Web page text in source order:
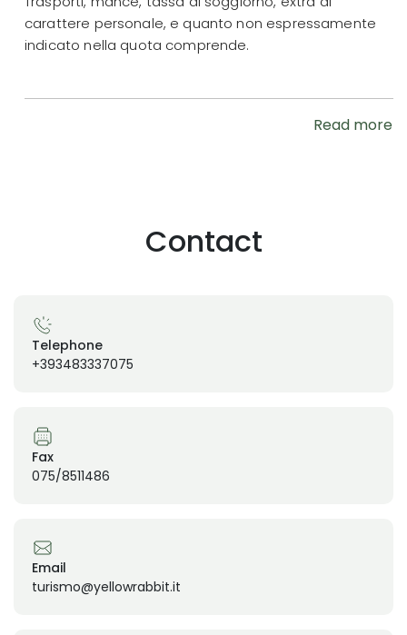
carattere personale, e quanto non espressamente
indicato nella quota comprende.
Read more
Contact
Telephone
+393483337075
Fax
075/8511486
Email
turismo@yellowrabbit.it